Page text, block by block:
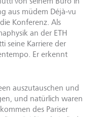
aus müdem Déjà-vu
Konferenz. Als
an der ETH
seine Karriere der
Er erkennt
auszutauschen und
und natürlich waren
des Pariser